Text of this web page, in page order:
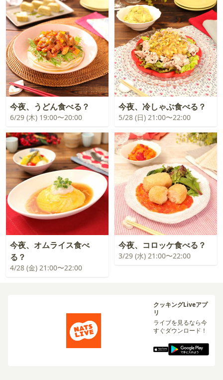
今夜、うどん食べる？
6/29 (木) 19:00〜20:00
今夜、冷しゃぶ食べる？
5/28 (日) 21:00〜22:00
今夜、オムライス食べ
る？
4/28 (金) 21:00〜22:00
今夜、コロッケ食べる？
3/29 (水) 21:00〜22:00
クッキングLiveアプ
リ
ライブを見るなら今
すぐダウンロード！